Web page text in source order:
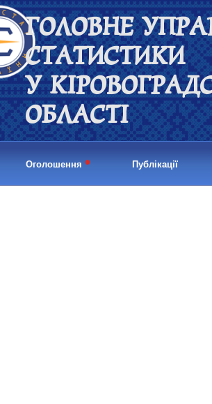
ГОЛОВНЕ
СТАТИСТИКИ
У
ОБЛАСТІ
Оголошення • Публікації